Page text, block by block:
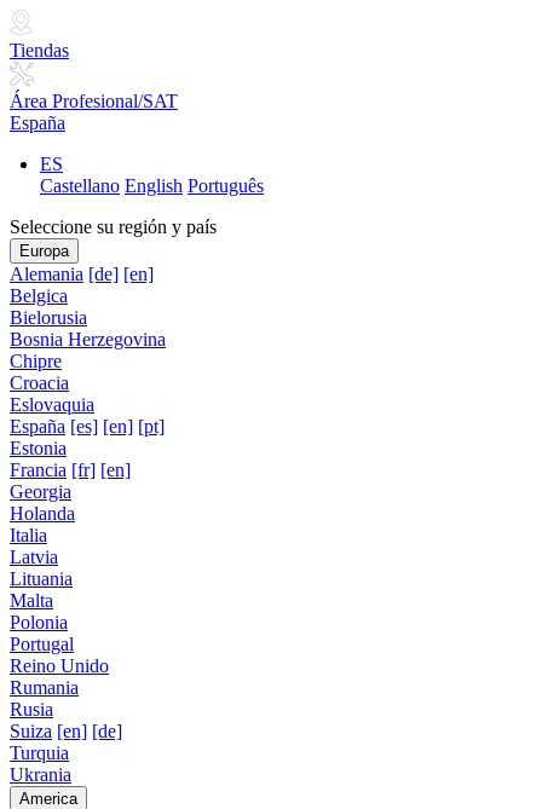
Tiendas
Área Profesional/SAT
España
ES
Castellano English Português
Seleccione su región y país
Europa
Alemania [de] [en]
Belgica
Bielorusia
Bosnia Herzegovina
Chipre
Croacia
Eslovaquia
España [es] [en] [pt]
Estonia
Francia [fr] [en]
Georgia
Holanda
Italia
Latvia
Lituania
Malta
Polonia
Portugal
Reino Unido
Rumania
Rusia
Suiza [en] [de]
Turquia
Ukrania
America